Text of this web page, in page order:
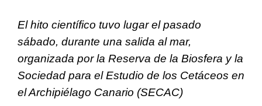
El hito científico tuvo lugar el pasado
sábado, durante una salida al mar,
organizada por la Reserva de la Biosfera y la
Sociedad para el Estudio de los Cetáceos en
el Archipiélago Canario (SECAC)